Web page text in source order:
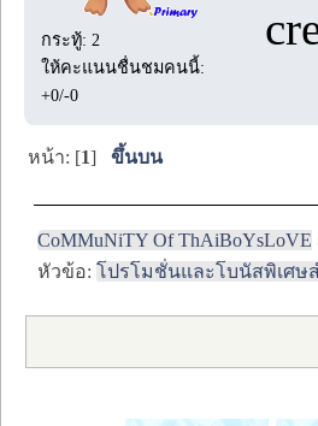
กระทู้: 2
ให้คะแนนชื่นชมคนนี้:
+0/-0
หน้า: [1]ขึ้นบน
CoMMuNiTY Of ThAiBoYsLoVE
หัวข้อ:โปรโมชั่นและโบนัสพิเศษส